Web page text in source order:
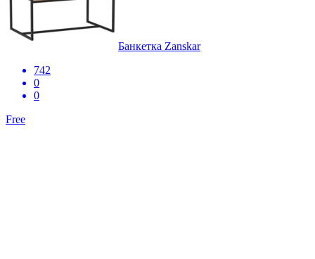
Банкетка Zanskar
742
0
0
Free